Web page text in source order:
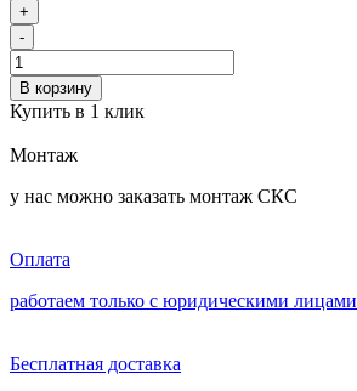
+
-
В корзину
Купить в 1 клик
Монтаж
у нас можно заказать монтаж СКС
Оплата
работаем только с юридическими лицами
Бесплатная доставка